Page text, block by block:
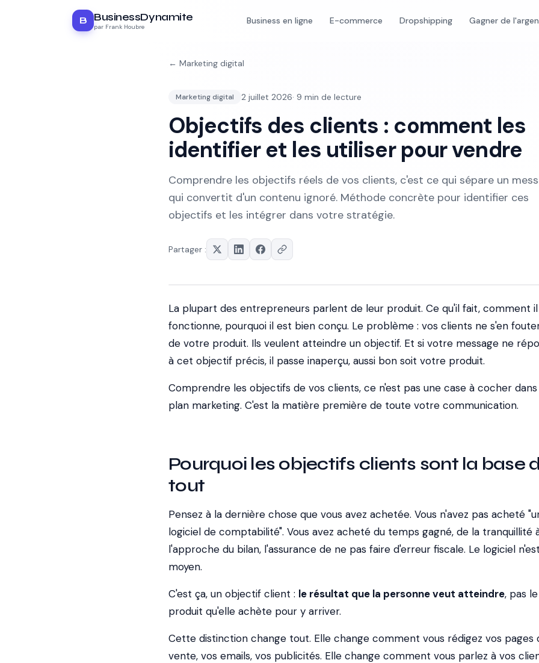
B BusinessDynamite
par Frank Houbre
Business en ligne E-commerce Dropshipping Gagner de
← Marketing digital
Marketing digital 2 juillet 2026· 9 min de lecture
Objectifs des clients : comment les
identifier et les utiliser pour vendre
Comprendre les objectifs réels de vos clients, c'est ce qui sépare un
qui convertit d'un contenu ignoré. Méthode concrète pour identifier ces
objectifs et les intégrer dans votre stratégie.
Partager :
La plupart des entrepreneurs parlent de leur produit. Ce qu'il fait, comment il
fonctionne, pourquoi il est bien conçu. Le problème : vos clients ne s'en
de votre produit. Ils veulent atteindre un objectif. Et si votre message ne
à cet objectif précis, il passe inaperçu, aussi bon soit votre produit.
Comprendre les objectifs de vos clients, ce n'est pas une case à cocher
plan marketing. C'est la matière première de toute votre communication.
Pourquoi les objectifs clients sont la base
tout
Pensez à la dernière chose que vous avez achetée. Vous n'avez pas acheté
logiciel de comptabilité". Vous avez acheté du temps gagné, de la tranquillité
l'approche du bilan, l'assurance de ne pas faire d'erreur fiscale. Le logiciel
moyen.
C'est ça, un objectif client : le résultat que la personne veut atteindre, pas le
produit qu'elle achète pour y arriver.
Cette distinction change tout. Elle change comment vous rédigez vos pages
vente, vos emails, vos publicités. Elle change comment vous parlez à vos